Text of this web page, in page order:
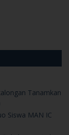
Siswa MAN IC
Lolos